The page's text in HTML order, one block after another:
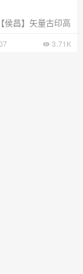
侯昌】矢量古印高
3.71K